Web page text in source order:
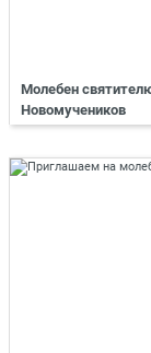
Молебен
Новомучеников